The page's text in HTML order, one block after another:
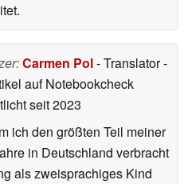
Carmen Pol- Translator-
auf Notebookcheck
seit 2023
ich den größten Teil meiner
in Deutschland verbracht
als zweisprachiges Kind